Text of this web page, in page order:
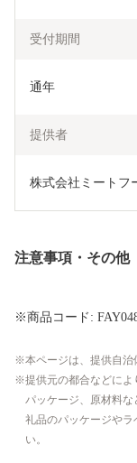
受付期間
通年
提供者
株式会社ミートフ
注意事項・その他
※商品コード:
本ページは、提供自治
提供元の都合などによ
パッケージ、原材料
礼品のパッケージや
い。